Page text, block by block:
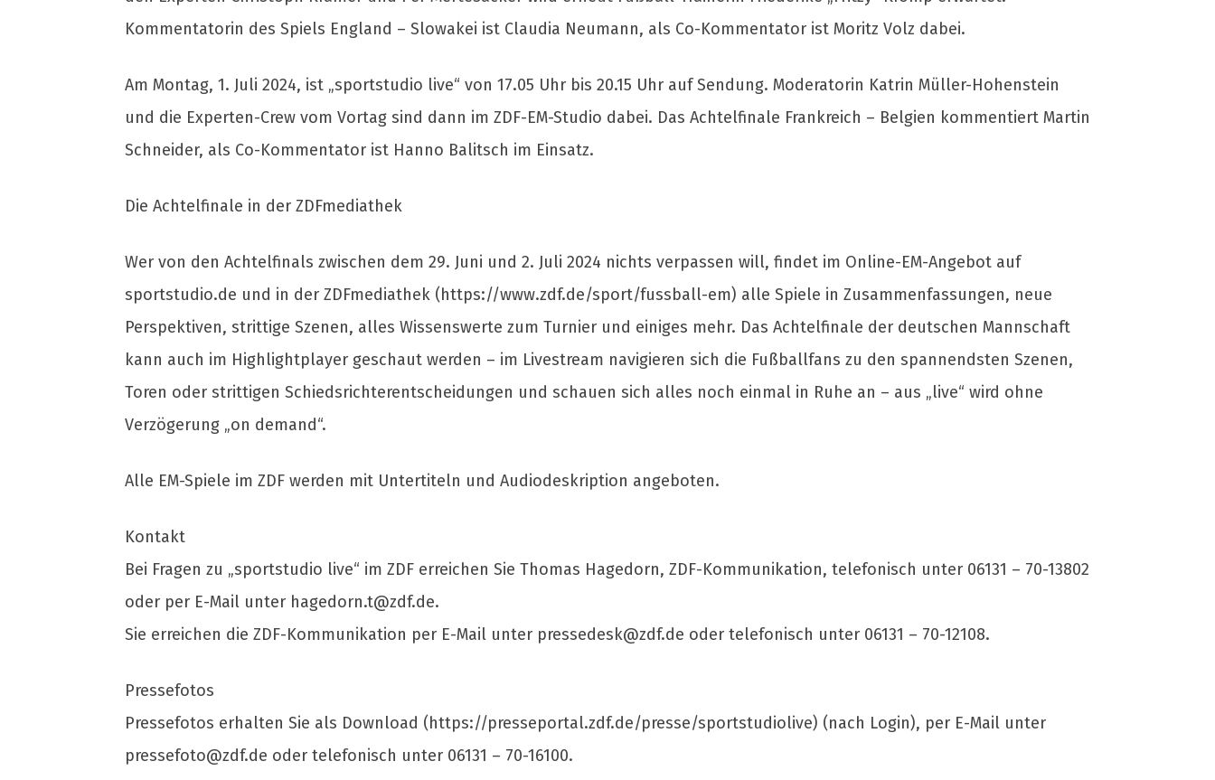
Kommentatorin des Spiels England – Slowakei ist Claudia Neumann, als Co-Kommentator ist Moritz Volz dabei.
Am Montag, 1. Juli 2024, ist „sportstudio live“ von 17.05 Uhr bis 20.15 Uhr auf Sendung. Moderatorin Katrin Müller-Hohenstein
und die Experten-Crew vom Vortag sind dann im ZDF-EM-Studio dabei. Das Achtelfinale Frankreich – Belgien kommentiert Martin
Schneider, als Co-Kommentator ist Hanno Balitsch im Einsatz.
Die Achtelfinale in der ZDFmediathek
Wer von den Achtelfinals zwischen dem 29. Juni und 2. Juli 2024 nichts verpassen will, findet im Online-EM-Angebot auf
sportstudio.de und in der ZDFmediathek (https://www.zdf.de/sport/fussball-em) alle Spiele in Zusammenfassungen, neue
Perspektiven, strittige Szenen, alles Wissenswerte zum Turnier und einiges mehr. Das Achtelfinale der deutschen Mannschaft
kann auch im Highlightplayer geschaut werden – im Livestream navigieren sich die Fußballfans zu den spannendsten Szenen,
Toren oder strittigen Schiedsrichterentscheidungen und schauen sich alles noch einmal in Ruhe an – aus „live“ wird ohne
Verzögerung „on demand“.
Alle EM-Spiele im ZDF werden mit Untertiteln und Audiodeskription angeboten.
Kontakt
Bei Fragen zu „sportstudio live“ im ZDF erreichen Sie Thomas Hagedorn, ZDF-Kommunikation, telefonisch unter 06131 – 70-13802
oder per E-Mail unter hagedorn.t@zdf.de.
Sie erreichen die ZDF-Kommunikation per E-Mail unter pressedesk@zdf.de oder telefonisch unter 06131 – 70-12108.
Pressefotos
Pressefotos erhalten Sie als Download (https://presseportal.zdf.de/presse/sportstudiolive) (nach Login), per E-Mail unter
pressefoto@zdf.de oder telefonisch unter 06131 – 70-16100.